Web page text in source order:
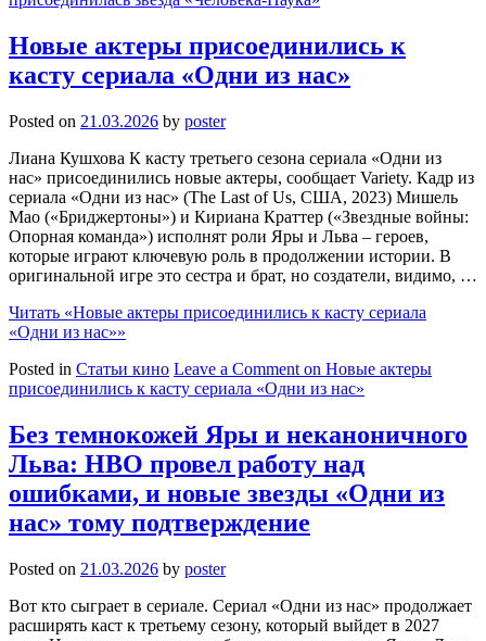
Новые актеры присоединились к
касту сериала «Одни из нас»
Posted on 21.03.2026 by poster
Лиана Кушхова К касту третьего сезона сериала «Одни из
нас» присоединились новые актеры, сообщает Variety. Кадр из
сериала «Одни из нас» (The Last of Us, США, 2023) Мишель
Мао («Бриджертоны») и Кириана Краттер («Звездные войны:
Опорная команда») исполнят роли Яры и Льва – героев,
которые играют ключевую роль в продолжении истории. В
оригинальной игре это сестра и брат, но создатели, видимо, …
Читать «Новые актеры присоединились к касту сериала
«Одни из нас»»
Posted in Статьи кино Leave a Comment on Новые актеры
присоединились к касту сериала «Одни из нас»
Без темнокожей Яры и неканоничного
Льва: HBO провел работу над
ошибками, и новые звезды «Одни из
нас» тому подтверждение
Posted on 21.03.2026 by poster
Вот кто сыграет в сериале. Сериал «Одни из нас» продолжает
расширять каст к третьему сезону, который выйдет в 2027